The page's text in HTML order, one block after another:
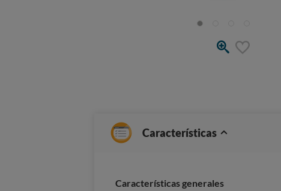
Características
Características generales